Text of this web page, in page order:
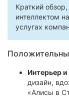
Краткий
интеллектом
услугах
Интерьер
дизайн,
«Алисы в